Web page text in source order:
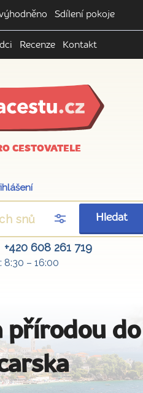
Sdílení pokoje
Recenze Kontakt
CESTOVATELE
Hledat
+420 608 261 719
8:30 – 16:00
přírodou do